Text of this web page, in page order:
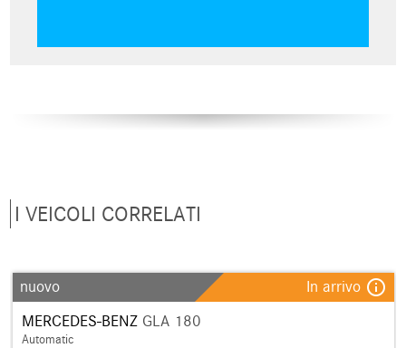
I VEICOLI CORRELATI
nuovo In arrivo info_outline
MERCEDES-BENZGLA 180
Automatic